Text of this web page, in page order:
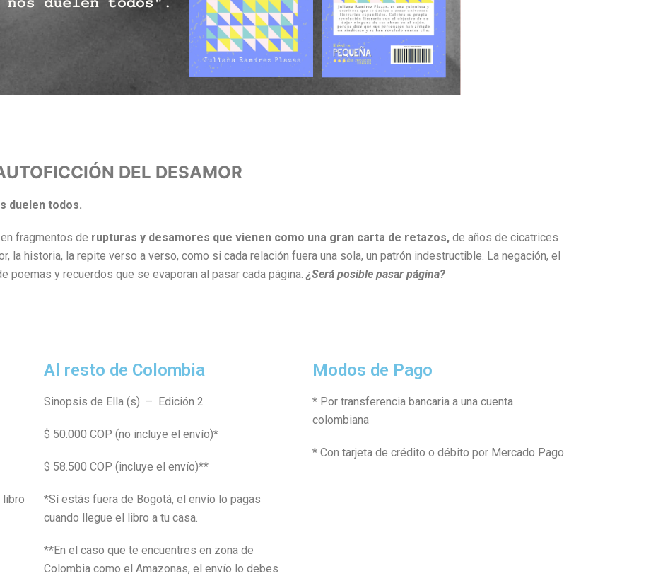
DEL DESAMOR
duelen todos.
fragmentos de rupturas y desamores que vienen como una gran carta de retazos, de años de cicatrices
la historia, la repite verso a verso, como si cada relación fuera una sola, un patrón indestructible. La negación, el
poemas y recuerdos que se evaporan al pasar cada página. ¿Será posible pasar página?
libro
Al resto de Colombia
Sinopsis de Ella (s) – Edición 2
$ 50.000 COP (no incluye el envío)*
$ 58.500 COP (incluye el envío)**
*Sí estás fuera de Bogotá, el envío lo pagas
cuando llegue el libro a tu casa.
**En el caso que te encuentres en zona de
Colombia como el Amazonas, el envío lo debes
Modos de Pago
* Por transferencia bancaria a una cuenta
colombiana
* Con tarjeta de crédito o débito por Mercado Pago